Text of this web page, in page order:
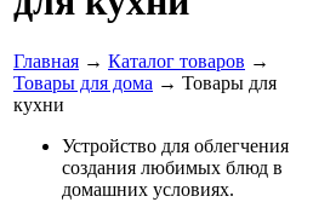
Главная → Каталог товаров →
Товары для дома → Товары для
кухни
Устройство для облегчения
создания любимых блюд в
домашних условиях.